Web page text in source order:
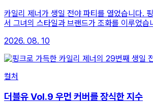
카일리 제너가 생일 전야 파티를 열었습니다.
서 그녀의 스타일과 브랜드가 조화를 이루었습
2026. 08. 10
컬처
더블유 Vol.9 우먼 커버를 장식한 지수